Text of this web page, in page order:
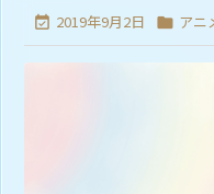
 2019年9月2日  アニ